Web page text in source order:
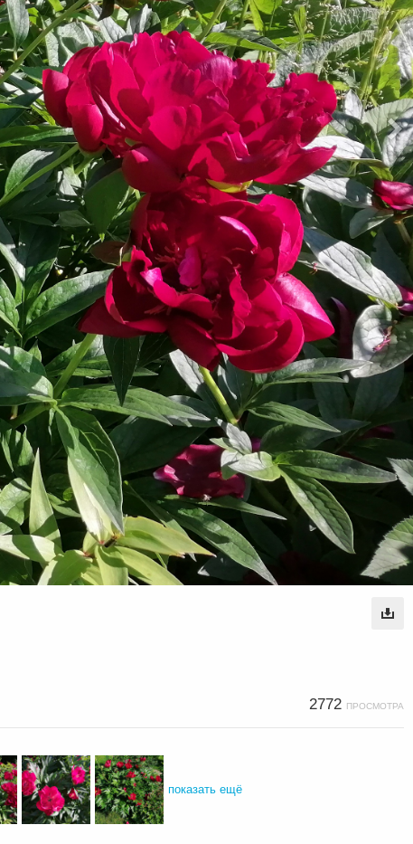
2772 ПРОСМОТРА
показать ещё